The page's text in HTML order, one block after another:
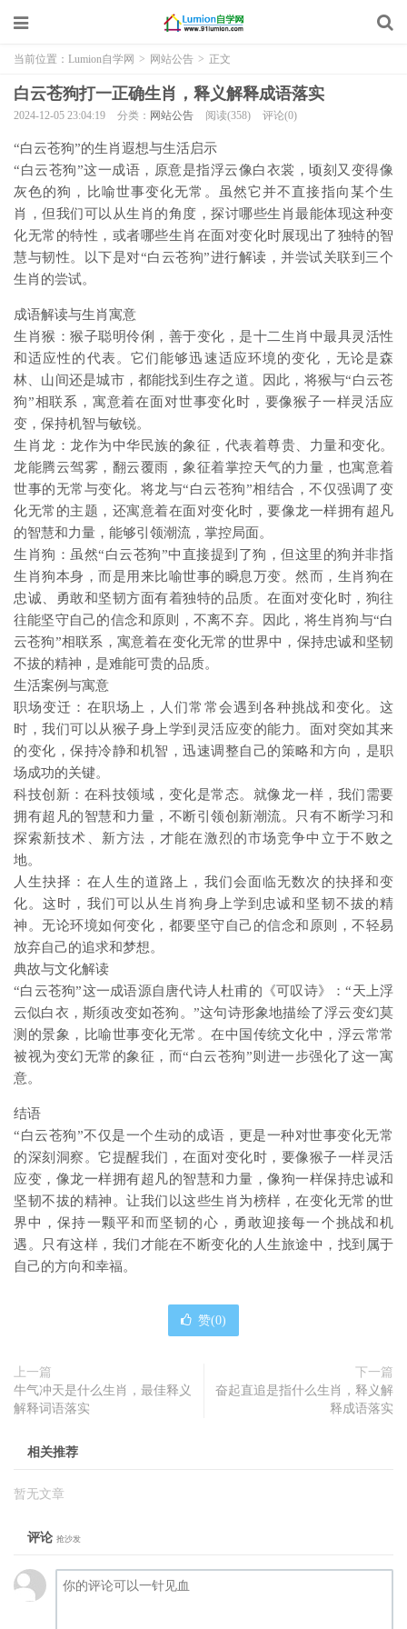
当前位置： Lumion自学网 > 网站公告 > 正文
白云苍狗打一正确生肖，释义解释成语落实
2024-12-05 23:04:19 分类： 网站公告 阅读(358) 评论(0)
“白云苍狗”的生肖遐想与生活启示
“白云苍狗”这一成语，原意是指浮云像白衣裳，顷刻又变得像
灰色的狗，比喻世事变化无常。虽然它并不直接指向某个生
肖，但我们可以从生肖的角度，探讨哪些生肖最能体现这种变
化无常的特性，或者哪些生肖在面对变化时展现出了独特的智
慧与韧性。以下是对“白云苍狗”进行解读，并尝试关联到三个
生肖的尝试。
成语解读与生肖寓意
生肖猴：猴子聪明伶俐，善于变化，是十二生肖中最具灵活性
和适应性的代表。它们能够迅速适应环境的变化，无论是森
林、山间还是城市，都能找到生存之道。因此，将猴与“白云苍
狗”相联系，寓意着在面对世事变化时，要像猴子一样灵活应
变，保持机智与敏锐。
生肖龙：龙作为中华民族的象征，代表着尊贵、力量和变化。
龙能腾云驾雾，翻云覆雨，象征着掌控天气的力量，也寓意着
世事的无常与变化。将龙与“白云苍狗”相结合，不仅强调了变
化无常的主题，还寓意着在面对变化时，要像龙一样拥有超凡
的智慧和力量，能够引领潮流，掌控局面。
生肖狗：虽然“白云苍狗”中直接提到了狗，但这里的狗并非指
生肖狗本身，而是用来比喻世事的瞬息万变。然而，生肖狗在
忠诚、勇敢和坚韧方面有着独特的品质。在面对变化时，狗往
往能坚守自己的信念和原则，不离不弃。因此，将生肖狗与“白
云苍狗”相联系，寓意着在变化无常的世界中，保持忠诚和坚韧
不拔的精神，是难能可贵的品质。
生活案例与寓意
职场变迁：在职场上，人们常常会遇到各种挑战和变化。这
时，我们可以从猴子身上学到灵活应变的能力。面对突如其来
的变化，保持冷静和机智，迅速调整自己的策略和方向，是职
场成功的关键。
科技创新：在科技领域，变化是常态。就像龙一样，我们需要
拥有超凡的智慧和力量，不断引领创新潮流。只有不断学习和
探索新技术、新方法，才能在激烈的市场竞争中立于不败之
地。
人生抉择：在人生的道路上，我们会面临无数次的抉择和变
化。这时，我们可以从生肖狗身上学到忠诚和坚韧不拔的精
神。无论环境如何变化，都要坚守自己的信念和原则，不轻易
放弃自己的追求和梦想。
典故与文化解读
“白云苍狗”这一成语源自唐代诗人杜甫的《可叹诗》：“天上浮
云似白衣，斯须改变如苍狗。”这句诗形象地描绘了浮云变幻莫
测的景象，比喻世事变化无常。在中国传统文化中，浮云常常
被视为变幻无常的象征，而“白云苍狗”则进一步强化了这一寓
意。
结语
“白云苍狗”不仅是一个生动的成语，更是一种对世事变化无常
的深刻洞察。它提醒我们，在面对变化时，要像猴子一样灵活
应变，像龙一样拥有超凡的智慧和力量，像狗一样保持忠诚和
坚韧不拔的精神。让我们以这些生肖为榜样，在变化无常的世
界中，保持一颗平和而坚韧的心，勇敢迎接每一个挑战和机
遇。只有这样，我们才能在不断变化的人生旅途中，找到属于
自己的方向和幸福。
赞(0)
上一篇
牛气冲天是什么生肖，最佳释义
解释词语落实
下一篇
奋起直追是指什么生肖，释义解
释成语落实
相关推荐
暂无文章
评论 抢沙发